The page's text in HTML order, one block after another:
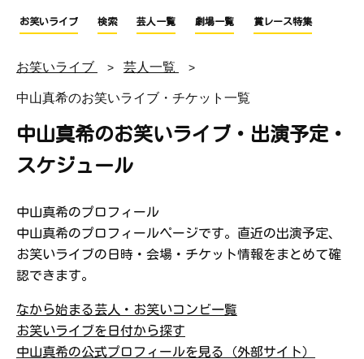
お笑いライブ 検索 芸人一覧 劇場一覧 賞レース特集
お笑いライブ 芸人一覧
中山真希のお笑いライブ・チケット一覧
中山真希のお笑いライブ・出演予定・
スケジュール
中山真希のプロフィール
中山真希のプロフィールページです。直近の出演予定、
お笑いライブの日時・会場・チケット情報をまとめて確
認できます。
なから始まる芸人・お笑いコンビ一覧
お笑いライブを日付から探す
中山真希の公式プロフィールを見る（外部サイト）